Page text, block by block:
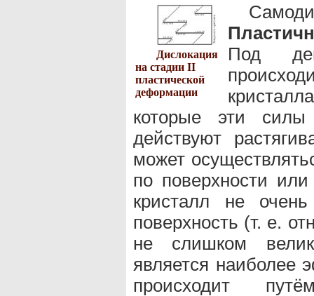
Дислокация
на стадии II
пластической
деформации
Под
которые эти силы
действуют
может
по поверхности
кристалл не
поверхность (т. е.
не слишком
является
происходит